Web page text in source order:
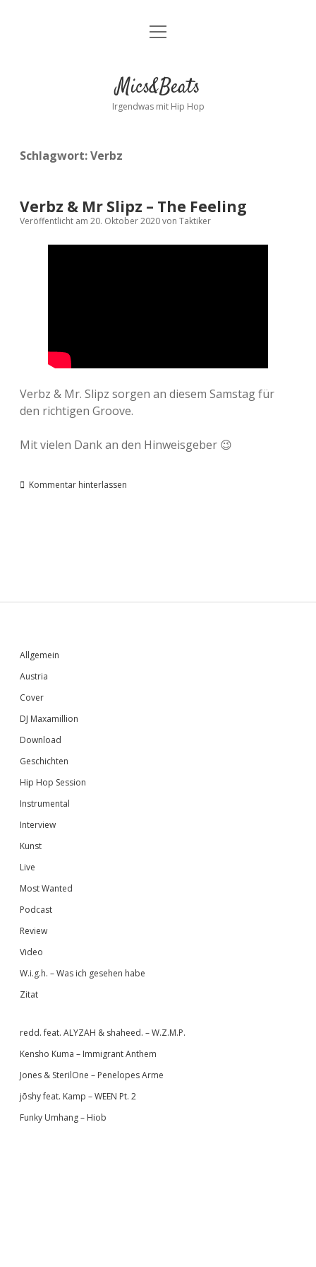
Kontakt
facebookinstagram
bandcamp
spotify
Menü
Mics&Beats
Irgendwas mit Hip Hop
Schlagwort:Verbz
Verbz & Mr Slipz – The Feeling
Veröffentlicht am 20. Oktober 2020von Taktiker
Verbz & Mr. Slipz sorgen an diesem Samstag für
den richtigen Groove.
Mit vielen Dank an den Hinweisgeber 😉
Kommentar hinterlassen
Sidebar
Allgemein
Austria
Cover
DJ Maxamillion
Download
Geschichten
Hip Hop Session
Instrumental
Interview
Kunst
Live
Most Wanted
Podcast
Review
Video
W.i.g.h. – Was ich gesehen habe
Zitat
redd. feat. ALYZAH & shaheed. – W.Z.M.P.
Kensho Kuma – Immigrant Anthem
Jones & SterilOne – Penelopes Arme
jōshy feat. Kamp – WEEN Pt. 2
Funky Umhang – Hiob